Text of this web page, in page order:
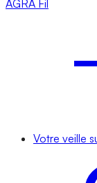
AGRA Fil
Votre veille